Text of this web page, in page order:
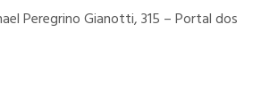
Peregrino Gianotti, 315 – Portal dos